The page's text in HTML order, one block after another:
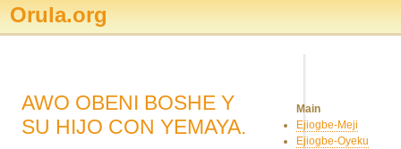
Orula.org
AWO OBENI BOSHE Y
SU HIJO CON YEMAYA.
Main
Ejiogbe-Meji
Ejiogbe-Oyeku